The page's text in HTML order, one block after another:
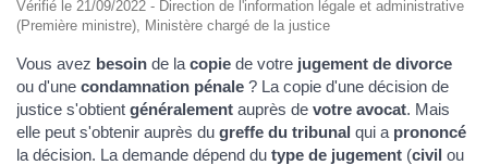
Vérifié le 21/09/2022 - Direction de l'information légale et administrative
(Première ministre), Ministère chargé de la justice
Vous avez besoin de la copie de votre jugement de divorce
ou d'une condamnation pénale ? La copie d'une décision de
justice s'obtient généralement auprès de votre avocat. Mais
elle peut s'obtenir auprès du greffe du tribunal qui a prononcé
la décision. La demande dépend du type de jugement (civil ou